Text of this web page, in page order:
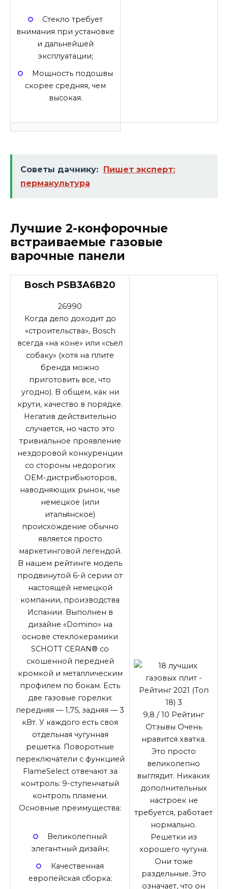
Стекло требует
внимания при установке
и дальнейшей
эксплуатации;
Мощность подошвы
скорее средняя, ​​чем
высокая.
Советы дачнику: Пишет эксперт:
пермакультура
Лучшие 2-конфорочные
встраиваемые газовые
варочные панели
Bosch PSB3A6B20
26990
Когда дело доходит до
«строительства», Bosch
всегда «на коне» или «съел
собаку» (хотя на плите
бренда можно
приготовить все, что
угодно). В общем, как ни
крути, качество в порядке.
Негатив действительно
случается, но часто это
тривиальное проявление
нездоровой конкуренции
со стороны недорогих
OEM-дистрибьюторов,
наводняющих рынок, чье
немецкое (или
итальянское)
происхождение обычно
является просто
маркетинговой легендой.
В нашем рейтинге модель
продвинутой 6-й серии от
настоящей немецкой
компании, производства
Испании. Выполнен в
дизайне «Domino» на
основе стеклокерамики
SCHOTT CERAN® со
скошенной передней
кромкой и металлическим
профилем по бокам. Есть
две газовые горелки:
передняя — 1,75, задняя — 3
кВт. У каждого есть своя
отдельная чугунная
решетка. Поворотные
переключатели с функцией
FlameSelect отвечают за
контроль: 9-ступенчатый
контроль пламени.
Основные преимущества:
Великолепный
элегантный дизайн;
Качественная
европейская сборка;
9,8 / 10 Рейтинг
Отзывы Очень
нравится хватка.
Это просто
великолепно
выглядит. Никаких
дополнительных
настроек не
требуется, работает
нормально.
Решетки из
хорошего чугуна.
Они тоже
раздельные. Это
означает, что он